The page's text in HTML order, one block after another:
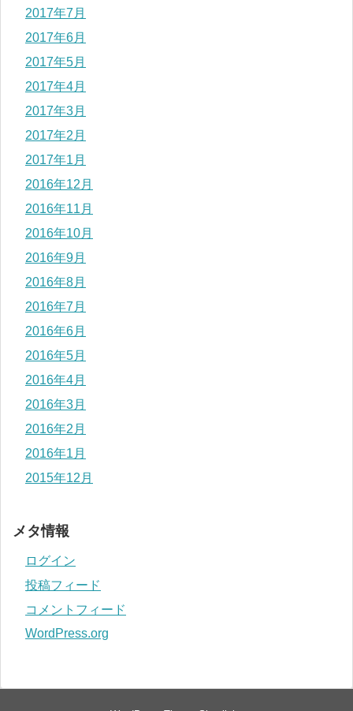
2017年7月
2017年6月
2017年5月
2017年4月
2017年3月
2017年2月
2017年1月
2016年12月
2016年11月
2016年10月
2016年9月
2016年8月
2016年7月
2016年6月
2016年5月
2016年4月
2016年3月
2016年2月
2016年1月
2015年12月
メタ情報
ログイン
投稿フィード
コメントフィード
WordPress.org